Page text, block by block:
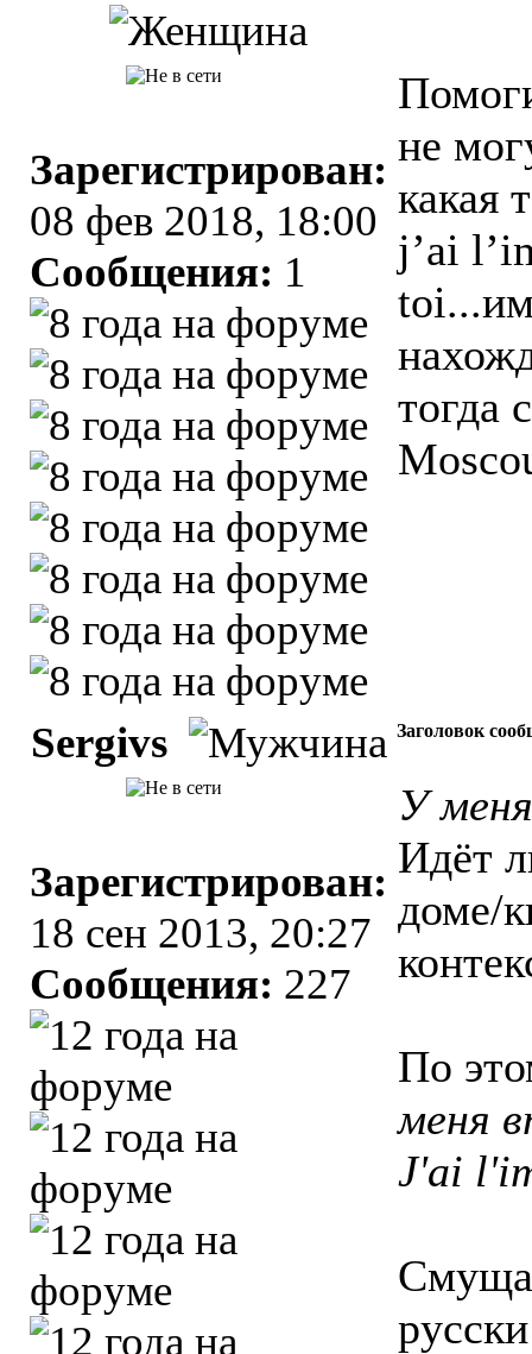
Зарегистрирован:
08 фев 2018, 18:00
Сообщения: 1
не
какая
j’ai
тогда
Sergivs Заголовок
Зарегистрирован:
18 сен 2013, 20:27
Сообщения: 227
У
Идёт
доме/
По
меня
J'ai